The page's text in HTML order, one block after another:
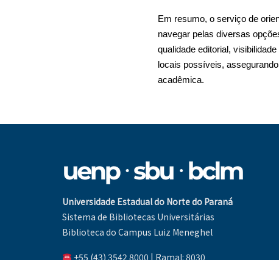
Em resumo, o serviço de
navegar pelas diversas
qualidade editorial,
locais possíveis,
acadêmica.
Universidade Estadual do Norte do Paraná
Sistema de Bibliotecas Universitárias
Biblioteca do Campus Luiz Meneghel
+55 (43) 3542 8000 | Ramal: 8030